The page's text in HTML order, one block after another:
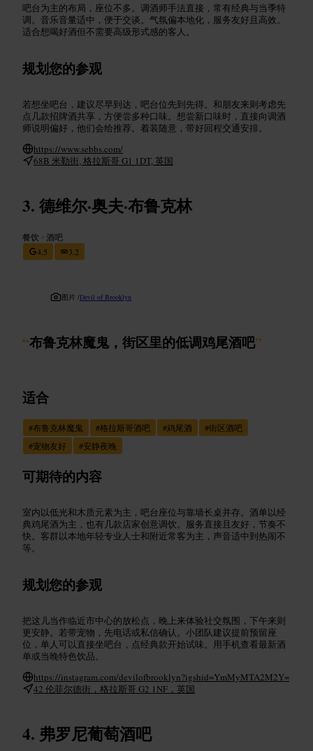
吧台为主的布局，座位不多。调酒师手法直接，常有经典与当季特
调。音乐音量适中，便于交谈。气氛偏本地化，服务友好且高效。
适合想喝好酒但不需要高级形式感的客人。
规划您的参观
若想坐吧台，建议尽早到达，吧台位先到先得。和朋友来则考虑先
点几款招牌酒共享，方便尝多种口味。想尝新口味时，直接向调酒
师说明偏好，他们会给推荐。着装随意，带好回程交通安排。
https://www.sebbs.com/
68B 米勒街, 格拉斯哥 G1 1DT, 英国
德维尔·奥夫·布鲁克林
餐饮 •酒吧
4.5
3.2
图片 /Devil of Brooklyn
“布鲁克林魔鬼，街区里的低调鸡尾酒吧”
适合
#布鲁克林魔鬼 #格拉斯哥酒吧 #鸡尾酒 #街区酒吧
#宠物友好 #安静夜晚
可期待的内容
室内以低光和木质元素为主，吧台座位与靠墙长桌并存。酒单以经
典鸡尾酒为主，也有几款店家创意调饮。服务直接且友好，节奏不
快。客群以本地年轻专业人士和附近常客为主，声音适中到热闹不
等。
规划您的参观
把这儿当作临近市中心的放松点，晚上来体验社交氛围，下午来则
更安静。若带宠物，先电话或私信确认。小团队建议提前预留座
位，单人可以直接坐吧台，点经典款开始试味。用手机查看最新酒
单或当晚特色饮品。
https://instagram.com/devilofbrooklyn?igshid=YmMyMTA2M2Y=
42 伦菲尔德街，格拉斯哥 G2 1NF，英国
弗罗尼葡萄酒吧